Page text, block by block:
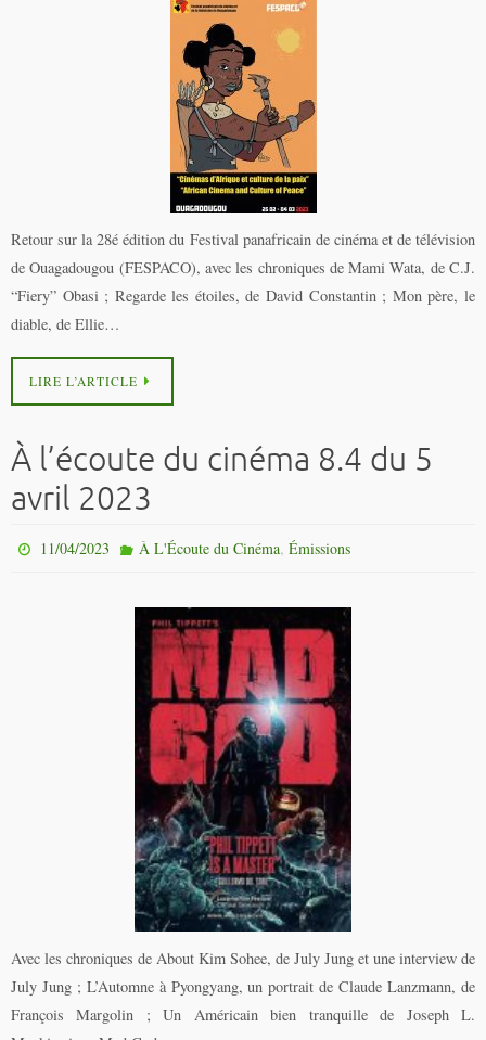
Retour sur la 28é édition du Festival panafricain de cinéma et de télévision
de Ouagadougou (FESPACO), avec les chroniques de Mami Wata, de C.J.
“Fiery” Obasi ; Regarde les étoiles, de David Constantin ; Mon père, le
diable, de Ellie…
LIRE L’ARTICLE
À l’écoute du cinéma 8.4 du 5
avril 2023
11/04/2023 À L'Écoute du Cinéma, Émissions
Avec les chroniques de About Kim Sohee, de July Jung et une interview de
July Jung ; L’Automne à Pyongyang, un portrait de Claude Lanzmann, de
François Margolin ; Un Américain bien tranquille de Joseph L.